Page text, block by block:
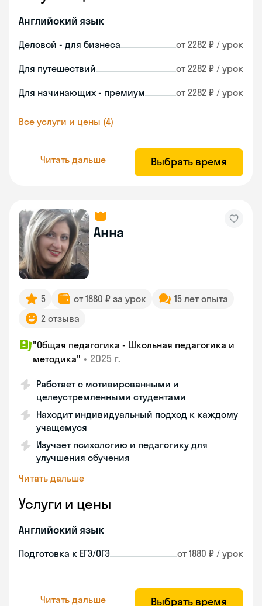
Английский язык
Деловой - для бизнеса от 2282 ₽ / урок
Для путешествий от 2282 ₽ / урок
Для начинающих - премиум от 2282 ₽ / урок
Все услуги и цены (4)
Читать дальше Выбрать время
Анна
5 от 1880 ₽ за урок
15 лет опыта
2 отзыва
"Общая педагогика - Школьная педагогика и
методика" • 2025 г.
Работает с мотивированными и
целеустремленными студентами
Находит индивидуальный подход к каждому
учащемуся
Изучает психологию и педагогику для
улучшения обучения
Читать дальше
Услуги и цены
Английский язык
Подготовка к ЕГЭ/ОГЭ от 1880 ₽ / урок
Читать дальше Выбрать время